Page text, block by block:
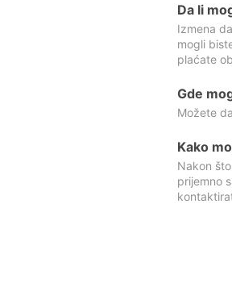
Da li
Izmena
mogli
plaćate
Gde
Možete
Kako
Nakon
prijemno